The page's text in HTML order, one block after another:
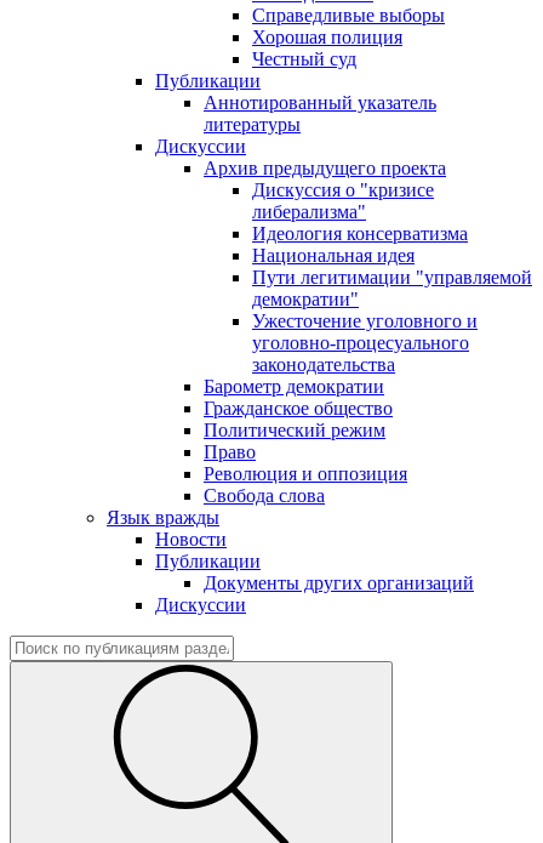
Справедливые выборы
Хорошая полиция
Честный суд
Публикации
Аннотированный указатель
литературы
Дискуссии
Архив предыдущего проекта
Дискуссия о "кризисе
либерализма"
Идеология консерватизма
Национальная идея
Пути легитимации "управляемой
демократии"
Ужесточение уголовного и
уголовно-процесуального
законодательства
Барометр демократии
Гражданское общество
Политический режим
Право
Революция и оппозиция
Свобода слова
Язык вражды
Новости
Публикации
Документы других организаций
Дискуссии